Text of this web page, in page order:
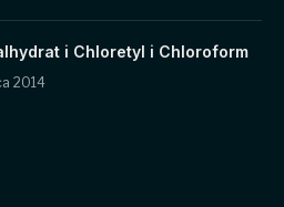
i Chloretyl i Chloroform
2014